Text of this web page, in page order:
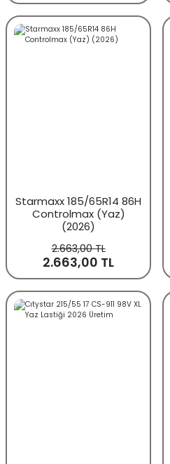
Starmaxx 185/65R14 86H
Controlmax (Yaz)
(2026)
2.663,00 TL
2.663,00 TL